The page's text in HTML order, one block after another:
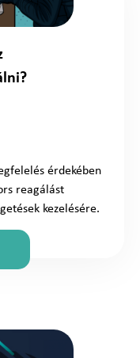
érdekében
reagálást
kezelésére.